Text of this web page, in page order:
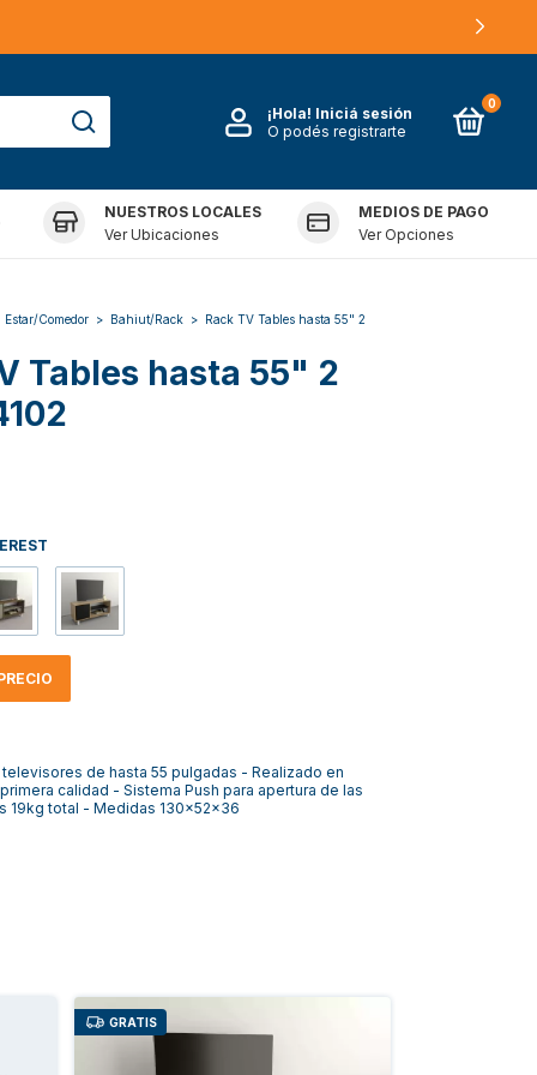
¡Hola! Iniciá sesión
O podés registrarte
0
FRANQUICIASNUESTROS LOCALES
Ver Ubicaciones
MEDIOS DE PAGO
Ver Opciones
Estar/Comedor > Bahiut/Rack > Rack TV Tables hasta 55" 2
Tables hasta 55" 2
televisores de hasta 55 pulgadas - Realizado en
calidad - Sistema Push para apertura de las
19kg total - Medidas 130x52x36
GRATIS